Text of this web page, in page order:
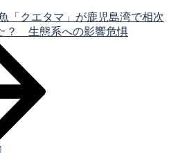
「クエタマ」が鹿児島湾で相次
？ 生態系への影響危惧